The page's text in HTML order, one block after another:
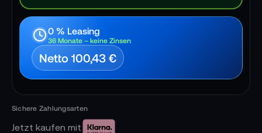
0 % Leasing
36 Monate – keine Zinsen
Netto 100,43 €
Jetzt kaufen mit